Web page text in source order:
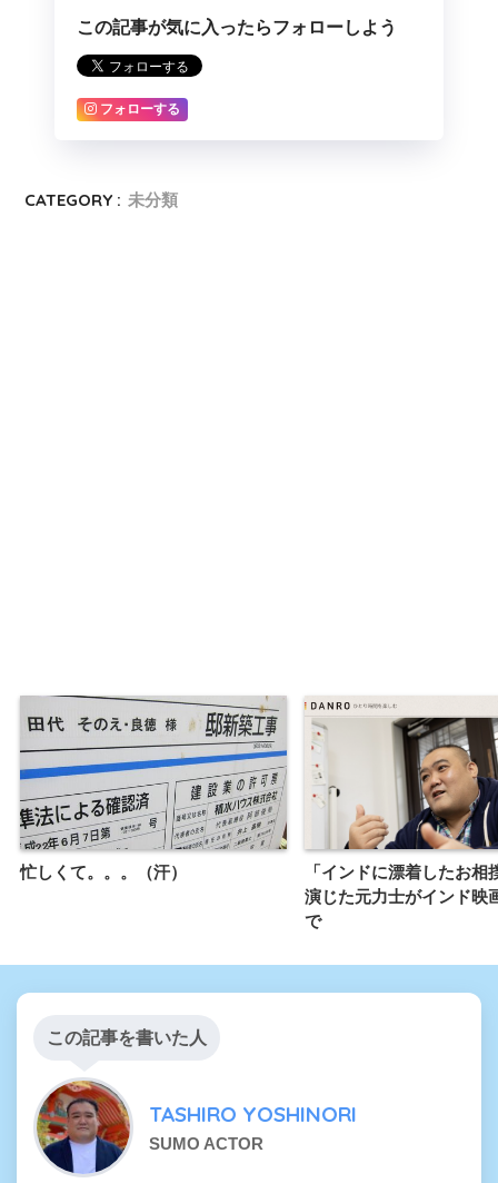
この記事が気に入ったらフォローしよう
フォローする
CATEGORY : 未分類
忙しくて。。。（汗）
「インドに漂着したお相
演じた元力士がインド映
で
この記事を書いた人
TASHIRO YOSHINORI
SUMO ACTOR